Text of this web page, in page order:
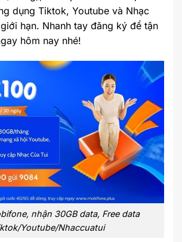
dụng Tiktok, Youtube và Nhạc
hạn. Nhanh tay đăng ký để tận
hôm nay nhé!
nhận 30GB data, Free data
Youtube/Nhaccuatui